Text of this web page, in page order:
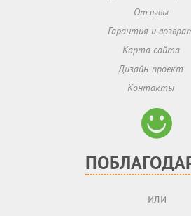
Отзывы
Гарантия и
Карта сайта
Дизайн-проект
Контакты
или